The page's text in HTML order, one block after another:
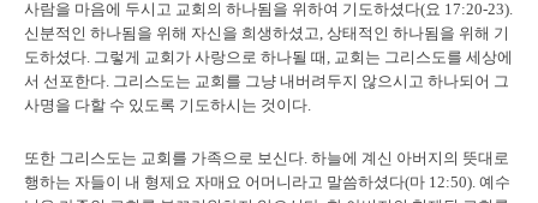
사람을 마음에 두시고 교회의 하나됨을 위하여 기도하셨다(요 17:20-23).
신분적인 하나됨을 위해 자신을 희생하셨고, 상태적인 하나됨을 위해 기
도하셨다. 그렇게 교회가 사랑으로 하나될 때, 교회는 그리스도를 세상에
서 선포한다. 그리스도는 교회를 그냥 내버려두지 않으시고 하나되어 그
사명을 다할 수 있도록 기도하시는 것이다.
또한 그리스도는 교회를 가족으로 보신다. 하늘에 계신 아버지의 뜻대로
행하는 자들이 내 형제요 자매요 어머니라고 말씀하셨다(마 12:50). 예수